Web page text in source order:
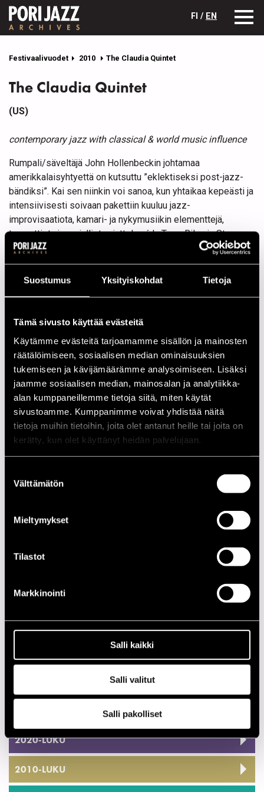
Suostumus Yksityiskohdat Tietoja
Tämä sivusto käyttää evästeitä
Käytämme evästeitä tarjoamamme sisällön ja mainosten
räätälöimiseen, sosiaalisen median ominaisuuksien
tukemiseen ja kävijämäärämme analysoimiseen. Lisäksi
jaamme sosiaalisen median, mainosalan ja analytiikka-
alan kumppaneillemme tietoja siitä, miten käytät
sivustoamme. Kumppanimme voivat yhdistää näitä
tietoja muihin tietoihin, joita olet antanut heille tai joita on
kerätty, kun olet käyttänyt heidän palvelujaan.
valinta
Välttämätön
Mieltymykset
Tilastot
Markkinointi
Salli kaikki
Salli valitut
Salli pakolliset
FI / EN
2020-LUKU
2010-LUKU
Festivaalivuodet 2010 The Claudia Quintet
The Claudia Quintet
(US)
contemporary jazz with classical & world music influence
Rumpali/säveltäjä John Hollenbeckin johtamaa
amerikkalaisyhtyettä on kutsuttu ”eklektiseksi post-jazz-
bändiksi”. Kai sen niinkin voi sanoa, kun yhtaikaa kepeästi ja
intensiivisesti soivaan pakettiin kuuluu jazz-
improvisaatiota, kamari- ja nykymusiikin elementtejä,
temaattista ja sarjallista ajattelua á la Terry Riley ja Steve
Reich, maailmanmusiikillisia vaikutteita ja kaiken alla
kuplivaa lämmintä huumoria.
Esimerkiksi Kenny Wheelerin, Bob Brookmeyerin ja
Meredith Monkin kanssa työskennellyt Hollenbeck perusti
Refuseniks-trionsa hajosi. Hän nimesi sen erään nuoren
naisen mukaan, joka oli vuolaassa monologissa luvannut
seurata Refuseniksia kaikkialle eikä sitten enää koskaan
näyttäytynyt.
Neljä kehuttua albumia tehneen yhtyeen leikkisästä
älylliseen ja haikeaan yltävä sointi saa erikoisen
ominaisvärinsä siitä, että sen kolmea solistista soitinta –
vibrafonia, haitaria ja klarinettia – kuullaan harvoin, jos
Dunn Trevor
Moran Matt
PÄIVÄ AIKA PAIKKA
21.00
Nights